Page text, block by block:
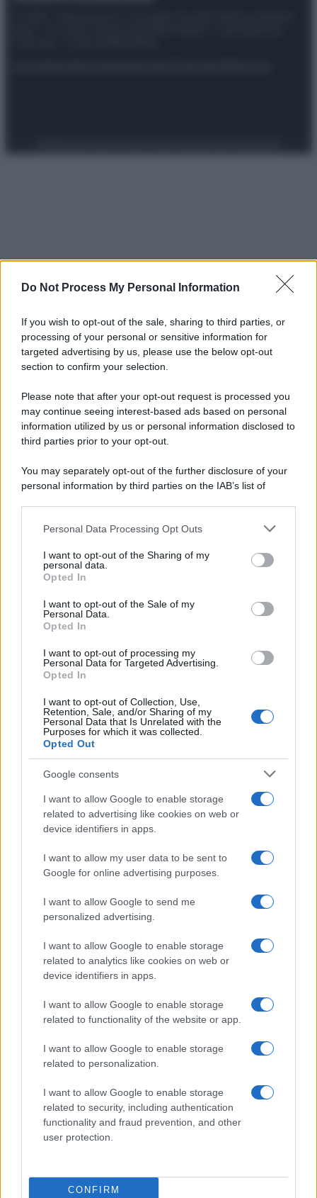
Do Not Process My Personal Information
If you wish to opt-out of the sale, sharing to third parties, or
processing of your personal or sensitive information for
targeted advertising by us, please use the below opt-out
section to confirm your selection.
Please note that after your opt-out request is processed you
may continue seeing interest-based ads based on personal
information utilized by us or personal information disclosed to
third parties prior to your opt-out.
You may separately opt-out of the further disclosure of your
personal information by third parties on the IAB’s list of
This information may also be disclosed by us to third parties
disclose it to other third parties.
Please note that this website/app uses one or more Google
services and may gather and store information including but
not limited to your visit or usage behaviour. You may click to
grant or deny consent to Google and its third-party tags to
consent section.
Personal Data Processing Opt Outs
I want to opt-out of the Sharing of my
personal data.
Opted In
I want to opt-out of the Sale of my
Personal Data.
Opted In
I want to opt-out of processing my
Personal Data for Targeted Advertising.
Opted In
I want to opt-out of Collection, Use,
Retention, Sale, and/or Sharing of my
Personal Data that Is Unrelated with the
Purposes for which it was collected.
Opted Out
Google consents
I want to allow Google to enable storage
related to advertising like cookies on web or
device identifiers in apps.
I want to allow my user data to be sent to
Google for online advertising purposes.
I want to allow Google to send me
personalized advertising.
I want to allow Google to enable storage
related to analytics like cookies on web or
device identifiers in apps.
I want to allow Google to enable storage
related to functionality of the website or app.
I want to allow Google to enable storage
related to personalization.
I want to allow Google to enable storage
related to security, including authentication
functionality and fraud prevention, and other
user protection.
CONFIRM